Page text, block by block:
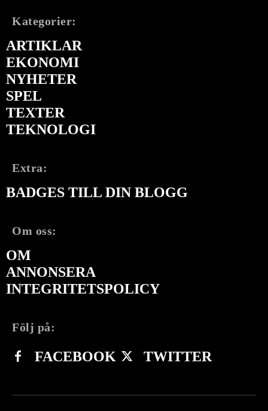
Kategorier:
ARTIKLAR
EKONOMI
NYHETER
SPEL
TEXTER
TEKNOLOGI
Extra:
BADGES TILL DIN BLOGG
Om oss:
OM
ANNONSERA
INTEGRITETSPOLICY
Följ på:
FACEBOOK TWITTER